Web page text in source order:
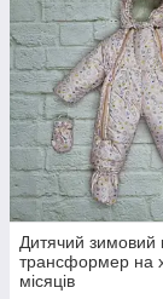
Дитячий зимовий
трансформер на
місяців